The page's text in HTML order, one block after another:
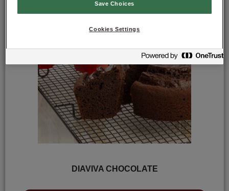
DIAVIVA CHOCOLATE
Save Choices
Cookies Settings